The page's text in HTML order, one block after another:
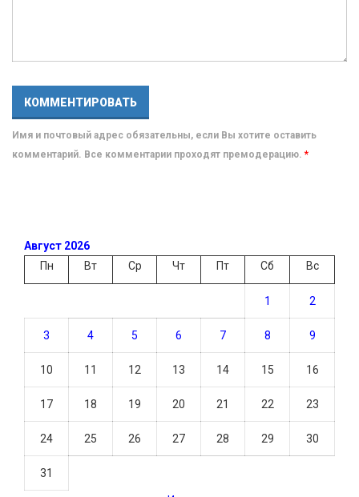
Имя и почтовый адрес обязательны, если Вы хотите оставить
комментарий. Все комментарии проходят премодерацию. *
Август 2026
Пн
Вт Ср Чт Пт Сб Вс
1 2
3 4 5 6 7 8 9
10 11 12 13 14 15 16
17 18 19 20 21 22 23
24 25 26 27 28 29 30
31